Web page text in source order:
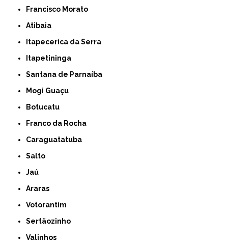
Francisco Morato
Atibaia
Itapecerica da Serra
Itapetininga
Santana de Parnaíba
Mogi Guaçu
Botucatu
Franco da Rocha
Caraguatatuba
Salto
Jaú
Araras
Votorantim
Sertãozinho
Valinhos